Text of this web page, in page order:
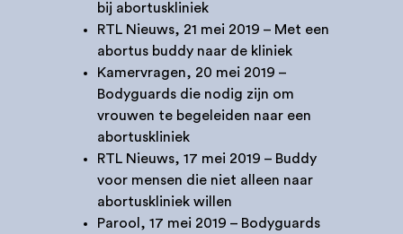
bij abortuskliniek
RTL Nieuws, 21 mei 2019 – Met een
abortus buddy naar de kliniek
Kamervragen, 20 mei 2019 –
Bodyguards die nodig zijn om
vrouwen te begeleiden naar een
abortuskliniek
RTL Nieuws, 17 mei 2019 – Buddy
voor mensen die niet alleen naar
abortuskliniek willen
Parool , 17 mei 2019 – Bodyguards